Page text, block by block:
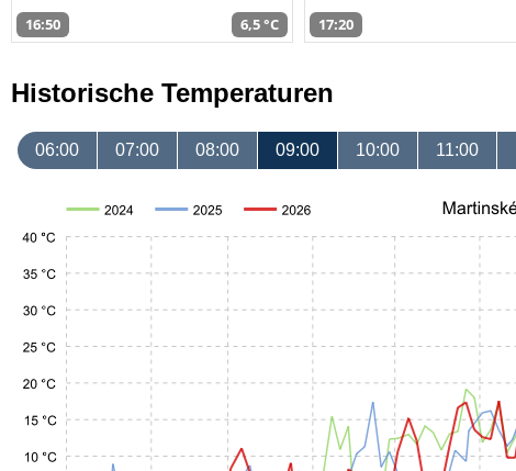
16:50 6,5 °C 17:20
Historische Temperaturen
06:00 07:00 08:00 09:00 10:00 11:00